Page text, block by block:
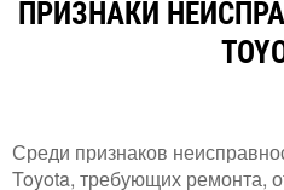
ПРИЗНАКИ
Среди признаков
Toyota, требующих ремонта,